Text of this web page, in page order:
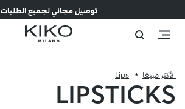
توصيل مجاني لجميع الطلبات
الأكثر مبيعًا Lips
LIPSTICKS